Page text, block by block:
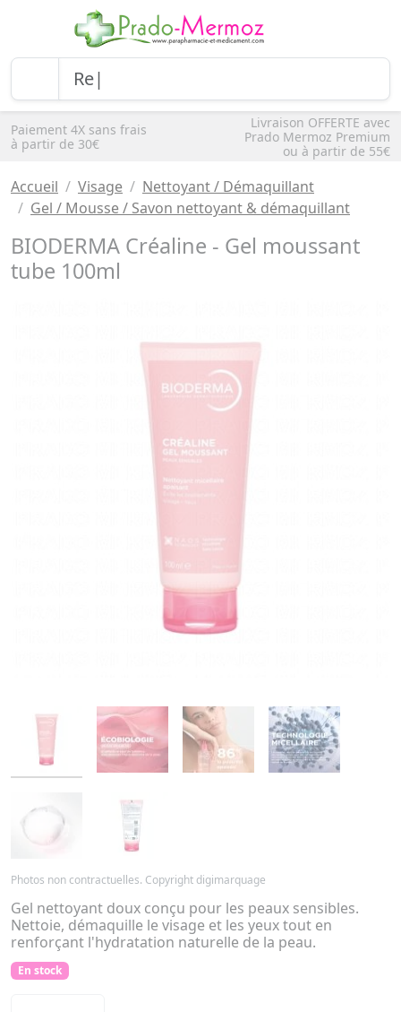
Paiement 4X sans frais
à partir de 30€
Livraison OFFERTE avec
Prado Mermoz Premium
ou à partir de 55€
Accueil Visage
Nettoyant / Démaquillant
Gel / Mousse / Savon nettoyant & démaquillant
BIODERMA Créaline - Gel moussant
tube 100ml
Photos non contractuelles. Copyright digimarquage
Gel nettoyant doux conçu pour les peaux sensibles.
Nettoie, démaquille le visage et les yeux tout en
renforçant l'hydratation naturelle de la peau.
En stock